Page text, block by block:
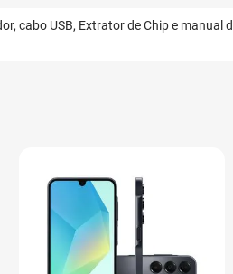
cabo USB, Extrator de Chip e manual